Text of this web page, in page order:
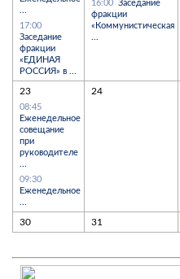
17:00
Заседание
фракции
«ЕДИНАЯ
РОССИЯ» в ...
16:00 Заседание
фракции
«Коммунистическая
23
08:45
Еженедельное
совещание
при
руководителе
09:30
Еженедельное
24
30 31